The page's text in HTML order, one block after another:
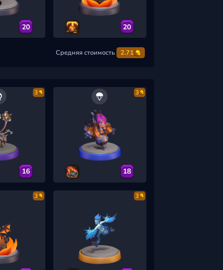
20 20
Средняя стоимость 2.71
3
16
3
18
3 3